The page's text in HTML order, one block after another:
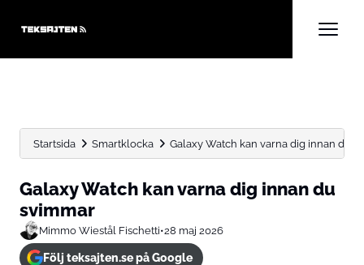
Startsida Smartklocka Galaxy Watch kan varna dig innan du
Galaxy Watch kan varna dig innan du
svimmar
Mimmo Wiestål Fischetti•28 maj 2026
Följ teksajten.se på Google